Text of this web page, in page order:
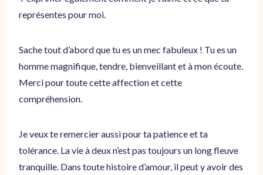
représentes pour moi.
Sache tout d’abord que tu es un mec fabuleux ! Tu es un
homme magnifique, tendre, bienveillant et à mon écoute.
Merci pour toute cette affection et cette
compréhension.
Je veux te remercier aussi pour ta patience et ta
tolérance. La vie à deux n’est pas toujours un long fleuve
tranquille. Dans toute histoire d’amour, il peut y avoir des